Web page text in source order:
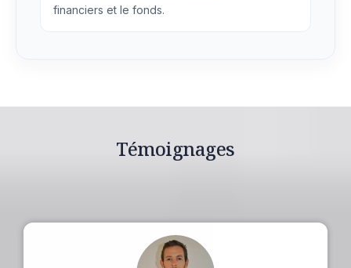
financiers et le fonds.
Témoignages